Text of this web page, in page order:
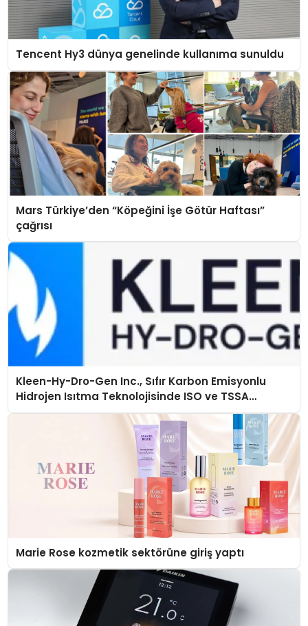
Tencent Hy3 dünya genelinde kullanıma sunuldu
Mars Türkiye’den “Köpeğini İşe Götür Haftası”
çağrısı
Kleen-Hy-Dro-Gen Inc., Sıfır Karbon Emisyonlu
Hidrojen Isıtma Teknolojisinde ISO ve TSSA
Düzenleyici Onaylarını Aldı
Marie Rose kozmetik sektörüne giriş yaptı